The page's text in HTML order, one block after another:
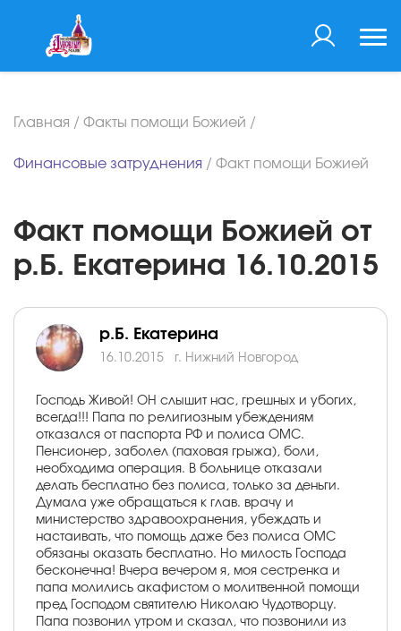
Главная / Факты помощи Божией /
Финансовые затруднения / Факт помощи Божией
Факт помощи Божией от
р.Б. Екатерина 16.10.2015
р.Б. Екатерина
16.10.2015 г. Нижний Новгород
Господь Живой! ОН слышит нас, грешных и убогих,
всегда!!! Папа по религиозным убеждениям
отказался от паспорта РФ и полиса ОМС.
Пенсионер, заболел (паховая грыжа), боли,
необходима операция. В больнице отказали
делать бесплатно без полиса, только за деньги.
Думала уже обращаться к глав. врачу и
министерство здравоохранения, убеждать и
настаивать, что помощь даже без полиса ОМС
обязаны оказать бесплатно. Но милость Господа
бесконечна! Вчера вечером я, моя сестренка и
папа молились акафистом о молитвенной помощи
пред Господом святителю Николаю Чудотворцу.
Папа позвонил утром и сказал, что позвонили из